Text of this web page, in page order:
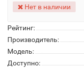
Рейтинг:
Производитель:
Модель:
Доступно:
Нет в наличии